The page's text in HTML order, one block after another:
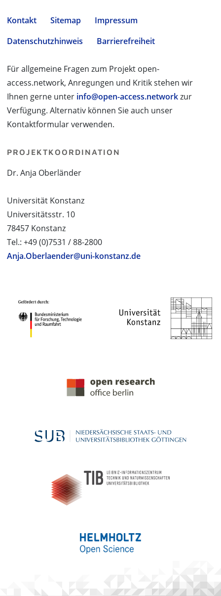
Kontakt Sitemap
Impressum
Datenschutzhinweis
Barrierefreiheit
Für allgemeine Fragen zum Projekt open-
access.network, Anregungen und Kritik stehen wir
Ihnen gerne unter info@open-access.networkzur
Verfügung. Alternativ können Sie auch unser
Kontaktformular verwenden.
PROJEKTKOORDINATION
Dr. Anja Oberländer
Universität Konstanz
Universitätsstr. 10
78457 Konstanz
Tel.: +49 (0)7531 / 88-2800
Anja.Oberlaender@uni-konstanz.de